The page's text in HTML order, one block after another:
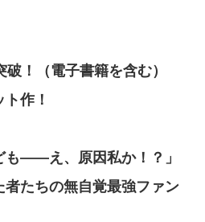
！（電子書籍を含む）
作！
も――え、原因私か！？」
たちの無自覚最強ファン